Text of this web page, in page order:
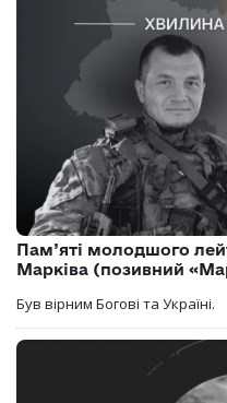
Пам’яті молодшого
Марківа (позивний
Був вірним Богові та Україні.